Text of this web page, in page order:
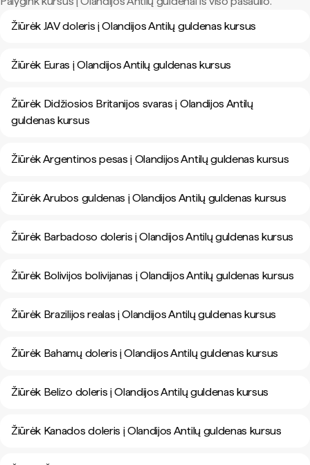
Žiūrėk JAV doleris į Olandijos Antilų guldenas kursus
Žiūrėk Euras į Olandijos Antilų guldenas kursus
Žiūrėk Didžiosios Britanijos svaras į Olandijos Antilų
guldenas kursus
Žiūrėk Argentinos pesas į Olandijos Antilų guldenas kursus
Žiūrėk Arubos guldenas į Olandijos Antilų guldenas kursus
Žiūrėk Barbadoso doleris į Olandijos Antilų guldenas kursus
Žiūrėk Bolivijos bolivijanas į Olandijos Antilų guldenas kursus
Žiūrėk Brazilijos realas į Olandijos Antilų guldenas kursus
Žiūrėk Bahamų doleris į Olandijos Antilų guldenas kursus
Žiūrėk Belizo doleris į Olandijos Antilų guldenas kursus
Žiūrėk Kanados doleris į Olandijos Antilų guldenas kursus